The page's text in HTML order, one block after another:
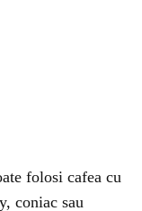
folosi cafea cu
coniac sau